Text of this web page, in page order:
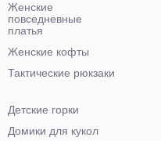
Женские
повседневные
платья
Женские кофты
Тактические рюкзаки
Детские горки
Домики для кукол